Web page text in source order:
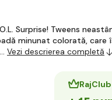
Surprise! Tweens
minunat colorată, care
Vezi descrierea completă
RajClub